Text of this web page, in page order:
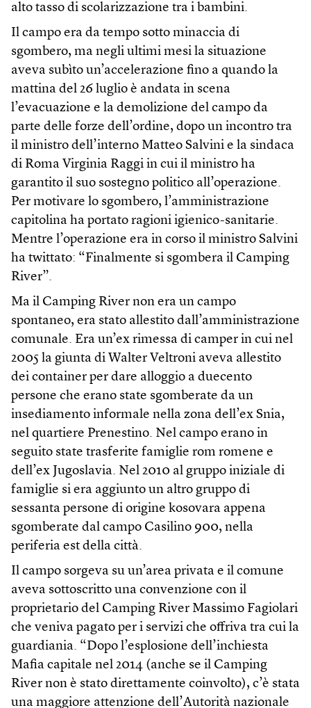
alto tasso di scolarizzazione tra i bambini.
Il campo era da tempo sotto minaccia di
sgombero, ma negli ultimi mesi la situazione
aveva subìto un’accelerazione fino a quando la
mattina del 26 luglio è andata in scena
l’evacuazione e la demolizione del campo da
parte delle forze dell’ordine, dopo un incontro tra
il ministro dell’interno Matteo Salvini e la sindaca
di Roma Virginia Raggi in cui il ministro ha
garantito il suo sostegno politico all’operazione.
Per motivare lo sgombero, l’amministrazione
capitolina ha portato ragioni igienico-sanitarie.
Mentre l’operazione era in corso il ministro Salvini
ha twittato: “Finalmente si sgombera il Camping
River”.
Ma il Camping River non era un campo
spontaneo, era stato allestito dall’amministrazione
comunale. Era un’ex rimessa di camper in cui nel
2005 la giunta di Walter Veltroni aveva allestito
dei container per dare alloggio a duecento
persone che erano state sgomberate da un
insediamento informale nella zona dell’ex Snia,
nel quartiere Prenestino. Nel campo erano in
seguito state trasferite famiglie rom romene e
dell’ex Jugoslavia. Nel 2010 al gruppo iniziale di
famiglie si era aggiunto un altro gruppo di
sessanta persone di origine kosovara appena
sgomberate dal campo Casilino 900, nella
periferia est della città.
Il campo sorgeva su un’area privata e il comune
aveva sottoscritto una convenzione con il
proprietario del Camping River Massimo Fagiolari
che veniva pagato per i servizi che offriva tra cui la
guardiania. “Dopo l’esplosione dell’inchiesta
Mafia capitale nel 2014 (anche se il Camping
River non è stato direttamente coinvolto), c’è stata
una maggiore attenzione dell’Autorità nazionale